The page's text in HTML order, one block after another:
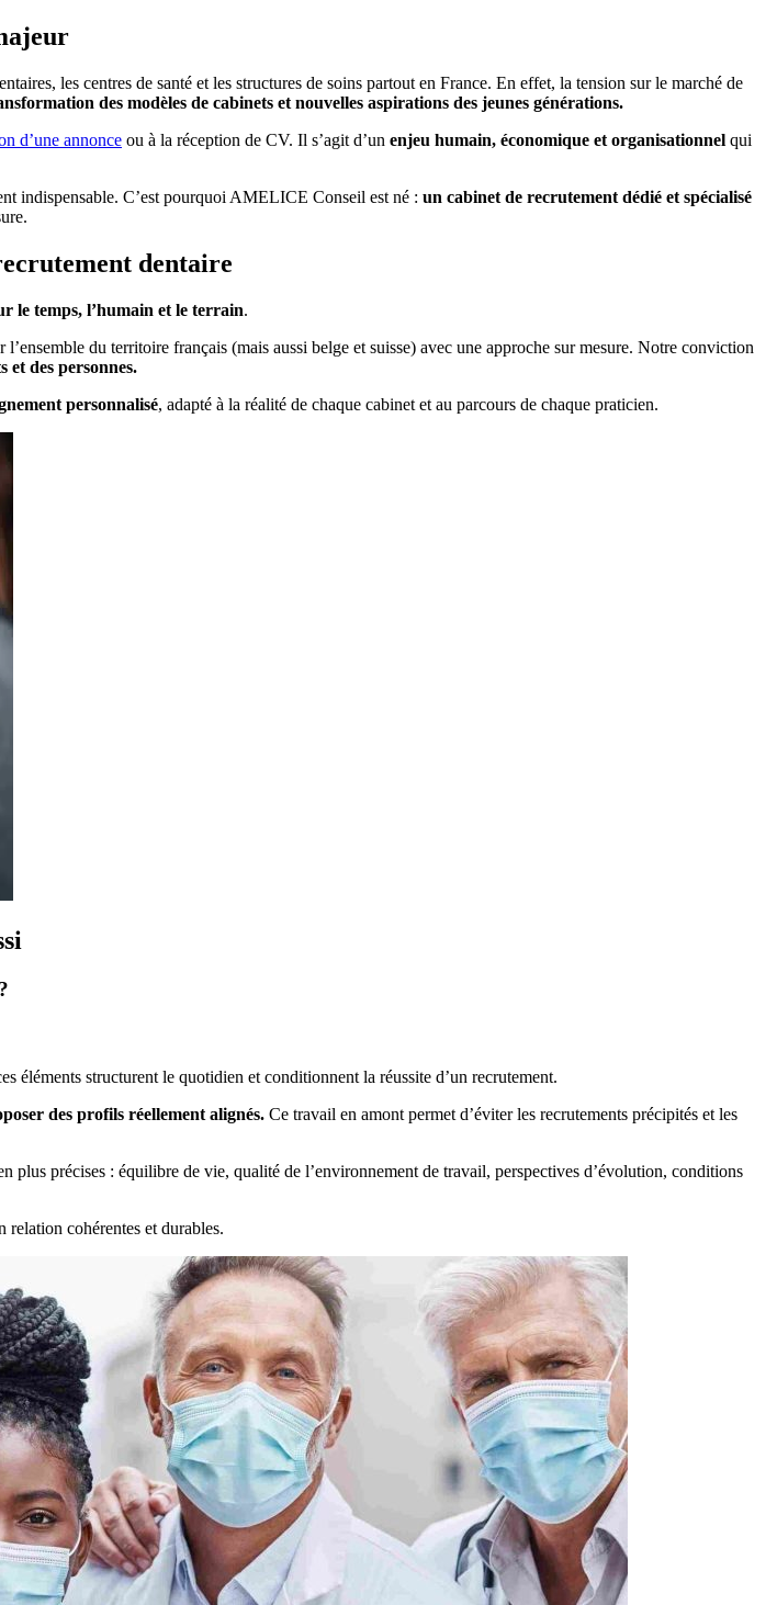
les centres de santé et les structures de soins partout en France. En effet, la tension sur le marché de
des modèles de cabinets et nouvelles aspirations des jeunes générations.
d’une annonce ou à la réception de CV. Il s’agit d’un enjeu humain, économique et organisationnel qui
indispensable. C’est pourquoi AMELICE Conseil est né : un cabinet de recrutement dédié et spécialisé
dentaire
le temps, l’humain et le terrain.
du territoire français (mais aussi belge et suisse) avec une approche sur mesure. Notre conviction
et des personnes.
personnalisé, adapté à la réalité de chaque cabinet et au parcours de chaque praticien.
éléments structurent le quotidien et conditionnent la réussite d’un recrutement.
des profils réellement alignés. Ce travail en amont permet d’éviter les recrutements précipités et les
plus précises : équilibre de vie, qualité de l’environnement de travail, perspectives d’évolution, conditions
relation cohérentes et durables.